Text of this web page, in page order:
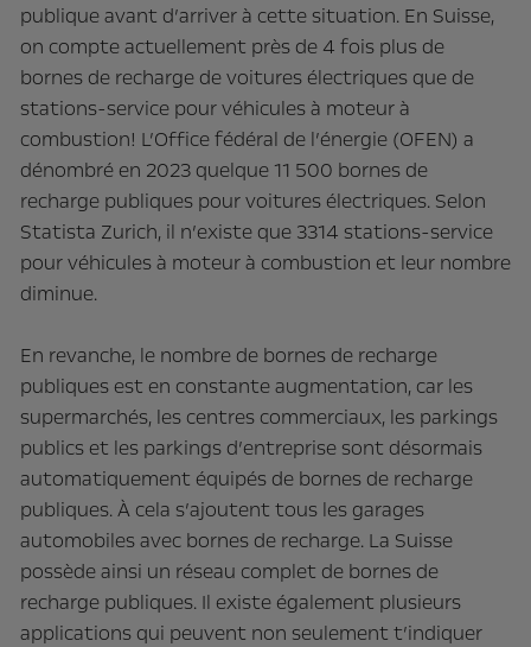
publique avant d’arriver à cette situation. En Suisse,
on compte actuellement près de 4 fois plus de
bornes de recharge de voitures électriques que de
stations-service pour véhicules à moteur à
combustion! L’Office fédéral de l’énergie (OFEN) a
dénombré en 2023 quelque 11 500 bornes de
recharge publiques pour voitures électriques. Selon
Statista Zurich, il n’existe que 3314 stations-service
pour véhicules à moteur à combustion et leur nombre
diminue.
En revanche, le nombre de bornes de recharge
publiques est en constante augmentation, car les
supermarchés, les centres commerciaux, les parkings
publics et les parkings d’entreprise sont désormais
automatiquement équipés de bornes de recharge
publiques. À cela s’ajoutent tous les garages
automobiles avec bornes de recharge. La Suisse
possède ainsi un réseau complet de bornes de
recharge publiques. Il existe également plusieurs
applications qui peuvent non seulement t’indiquer